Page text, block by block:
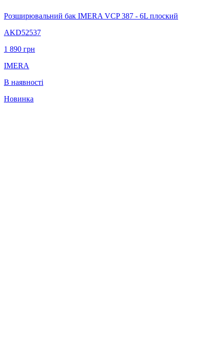
Розширювальний бак IMERA VCP 387 - 6L плоский
AKD52537
1 890 грн
IMERA
В наявності
Новинка